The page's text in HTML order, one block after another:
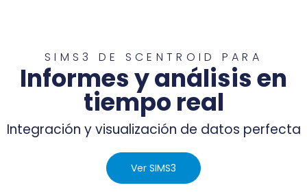
SIMS3 DE SCENTROID PARA
Informes y análisis en
tiempo real
Integración y visualización de datos perfecta
Ver SIMS3